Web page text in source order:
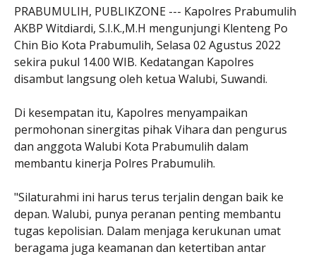
PRABUMULIH, PUBLIKZONE --- Kapolres Prabumulih
AKBP Witdiardi, S.I.K.,M.H mengunjungi Klenteng Po
Chin Bio Kota Prabumulih, Selasa 02 Agustus 2022
sekira pukul 14.00 WIB. Kedatangan Kapolres
disambut langsung oleh ketua Walubi, Suwandi.
Di kesempatan itu, Kapolres menyampaikan
permohonan sinergitas pihak Vihara dan pengurus
dan anggota Walubi Kota Prabumulih dalam
membantu kinerja Polres Prabumulih.
"Silaturahmi ini harus terus terjalin dengan baik ke
depan. Walubi, punya peranan penting membantu
tugas kepolisian. Dalam menjaga kerukunan umat
beragama juga keamanan dan ketertiban antar